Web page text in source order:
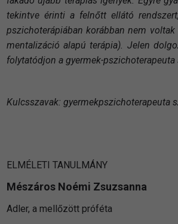
tekintve érinti a felnőtt ellátó
pszichoterápiában korábban nem
mentalizáció alapú terápia). Jelen
folytatódjon a gyermek-
Kulcsszavak: gyermekpszichoterapeuta
ELMÉLETI TANULMÁNY
Mészáros Noémi Zsuzsanna
Adler, a mellőzött próféta